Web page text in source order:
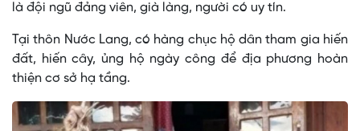
là đội ngũ đảng viên, già làng, người có uy tín.
Tại thôn Nước Lang, có hàng chục hộ dân tham gia hiến
đất, hiến cây, ủng hộ ngày công để địa phương hoàn
thiện cơ sở hạ tầng.